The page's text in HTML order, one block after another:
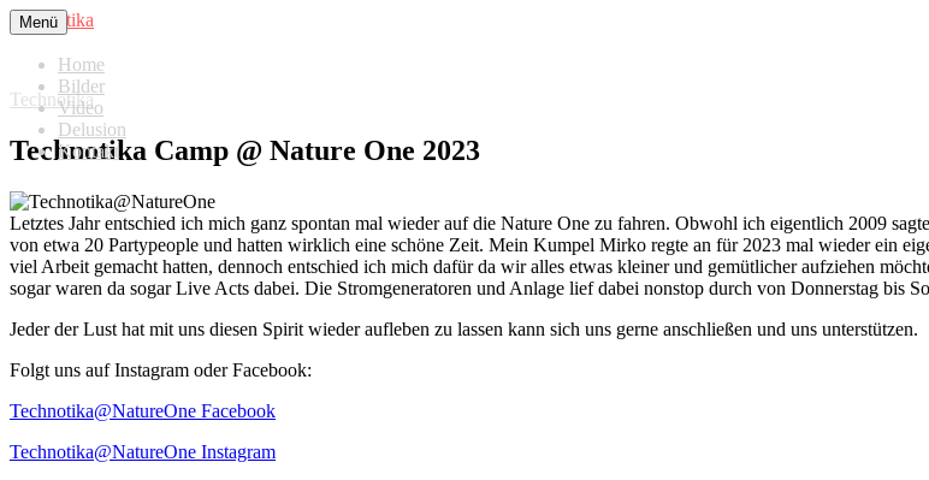
Zum
Inhalt
springen
Menü
Home
Bilder
Video
Delusion
Kontakt
Technotika
Technotika
Technotika Camp @ Nature One 2023
Letztes Jahr entschied ich mich ganz spontan mal wieder auf die Nature One zu fahren. Obwohl ich eigentlich 2009
von etwa 20 Partypeople und hatten wirklich eine schöne Zeit. Mein Kumpel Mirko regte an für 2023 mal wieder ein
viel Arbeit gemacht hatten, dennoch entschied ich mich dafür da wir alles etwas kleiner und gemütlicher aufziehen
sogar waren da sogar Live Acts dabei. Die Stromgeneratoren und Anlage lief dabei nonstop durch von Donnerstag bis
Jeder der Lust hat mit uns diesen Spirit wieder aufleben zu lassen kann sich uns gerne anschließen und uns unterstützen.
Folgt uns auf Instagram oder Facebook:
Technotika@NatureOne Facebook
Technotika@NatureOne Instagram